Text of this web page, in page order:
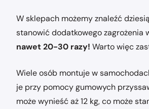
W sklepach możemy znaleźć
stanowić dodatkowego zagrożenia
nawet 20-30 razy! Warto więc
Wiele osób montuje w
je przy pomocy gumowych
może wynieść aż 12 kg, co może